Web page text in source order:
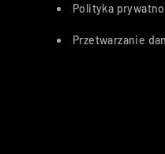
Polityka
Przetwarzanie